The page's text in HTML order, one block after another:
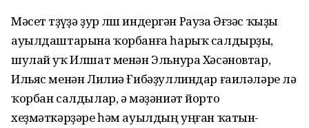
Мәсет төҙөүҙә ҙур өлөш индергән Рауза Әғзәс ҡыҙы
ауылдаштарына ҡорбанға һарыҡ салдырҙы,
шулай уҡ Илшат менән Эльнура Хәсәновтар,
Ильяс менән Лилиә Ғибәҙуллиндар ғаиләләре лә
ҡорбан салдылар, ә мәҙәниәт йорто
хеҙмәткәрҙәре һәм ауылдың уңған ҡатын-